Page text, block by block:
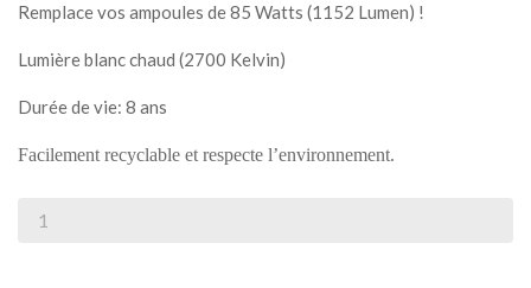
Remplace vos ampoules de 85 Watts (1152 Lumen) !
Lumière blanc chaud (2700 Kelvin)
Durée de vie: 8 ans
Facilement recyclable et respecte l’environnement.